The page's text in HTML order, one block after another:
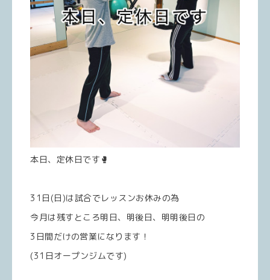
本日、定休日です🥊
31日(日)は試合でレッスンお休みの為
今月は残すところ明日、明後日、明明後日の
3日間だけの営業になります！
(31日オープンジムです)